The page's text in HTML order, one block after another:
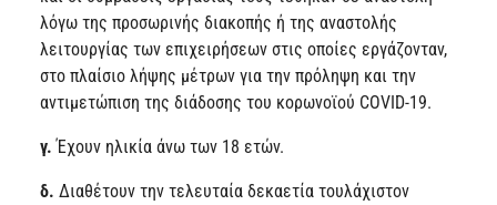
λόγω της προσωρινής διακοπής ή της αναστολής
λειτουργίας των επιχειρήσεων στις οποίες εργάζονταν,
στο πλαίσιο λήψης μέτρων για την πρόληψη και την
αντιμετώπιση της διάδοσης του κορωνοϊού COVID-19.
γ.Έχουν ηλικία άνω των 18 ετών.
δ. Διαθέτουν την τελευταία δεκαετία τουλάχιστον